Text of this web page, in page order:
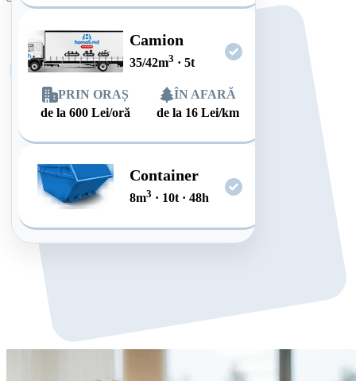
Camion
35/42m3 · 5t
PRIN ORAȘ
de la600 Lei/oră
ÎN AFARĂ
de la 16 Lei/km
Container
8m3 · 10t · 48h